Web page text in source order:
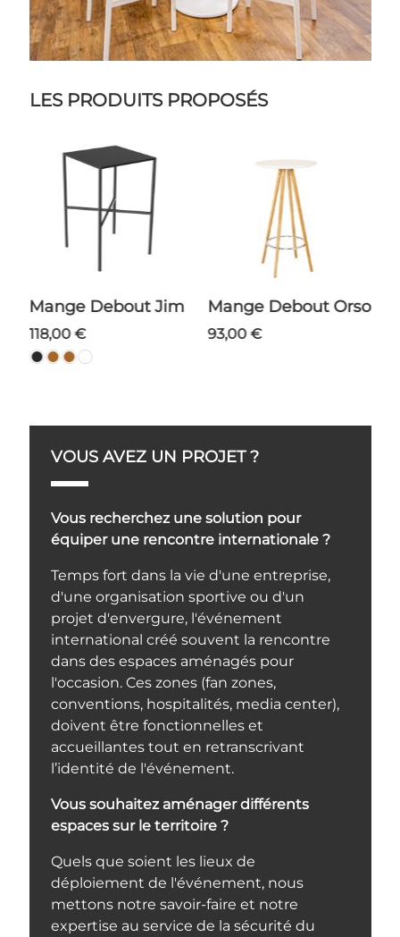
LES PRODUITS PROPOSÉS
Mange Debout Orso
93,00 €
NOUVEAU
Tabouret Volt
VOUS AVEZ UN PROJET ?
Vous recherchez une solution pour
équiper une rencontre internationale ?
Temps fort dans la vie d'une entreprise,
d'une organisation sportive ou d'un
projet d'envergure, l'événement
international créé souvent la rencontre
dans des espaces aménagés pour
l'occasion. Ces zones (fan zones,
conventions, hospitalités, media center),
doivent être fonctionnelles et
accueillantes tout en retranscrivant
l’identité de l'événement.
Vous souhaitez aménager différents
espaces sur le territoire ?
Quels que soient les lieux de
déploiement de l'événement, nous
mettons notre savoir-faire et notre
expertise au service de la sécurité du